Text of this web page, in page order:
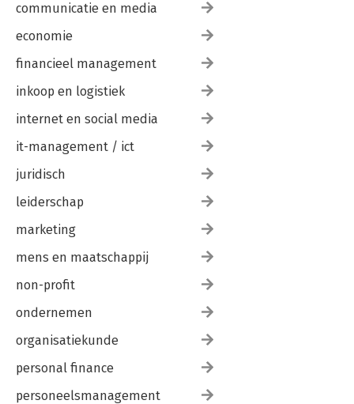
communicatie en media
economie
financieel management
inkoop en logistiek
internet en social media
it-management / ict
juridisch
leiderschap
marketing
mens en maatschappij
non-profit
ondernemen
organisatiekunde
personal finance
personeelsmanagement